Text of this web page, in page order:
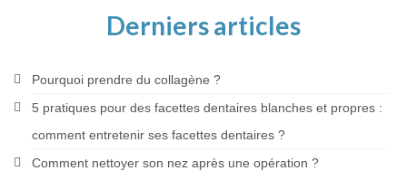
Derniers articles
Pourquoi prendre du collagène ?
5 pratiques pour des facettes dentaires blanches et propres :
comment entretenir ses facettes dentaires ?
Comment nettoyer son nez après une opération ?